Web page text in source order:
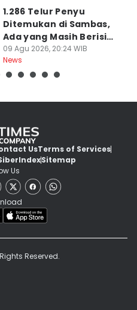
1.286 Telur Penyu
Ditemukan di Sambas,
Ada yang Masih Berisi
Embrio
09 Agu 2026, 20:24 WIB
News
UsTerms of Services
IndexSitemap
Us
Reserved.